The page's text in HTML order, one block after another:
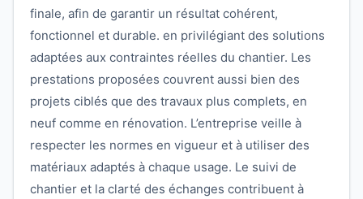
finale, afin de garantir un résultat cohérent,
fonctionnel et durable. en privilégiant des solutions
adaptées aux contraintes réelles du chantier. Les
prestations proposées couvrent aussi bien des
projets ciblés que des travaux plus complets, en
neuf comme en rénovation. L’entreprise veille à
respecter les normes en vigueur et à utiliser des
matériaux adaptés à chaque usage. Le suivi de
chantier et la clarté des échanges contribuent à